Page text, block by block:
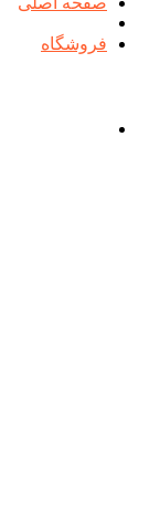
فروشگاه